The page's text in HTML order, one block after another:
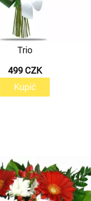
Trio
499 CZK
Kupić